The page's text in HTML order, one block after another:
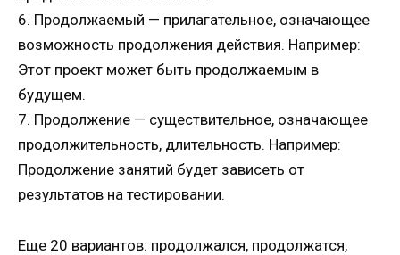
6. Продолжаемый — прилагательное, означающее
возможность продолжения действия. Например:
Этот проект может быть продолжаемым в
будущем.
7. Продолжение — существительное, означающее
продолжительность, длительность. Например:
Продолжение занятий будет зависеть от
результатов на тестировании.
Еще 20 вариантов: продолжался, продолжатся,